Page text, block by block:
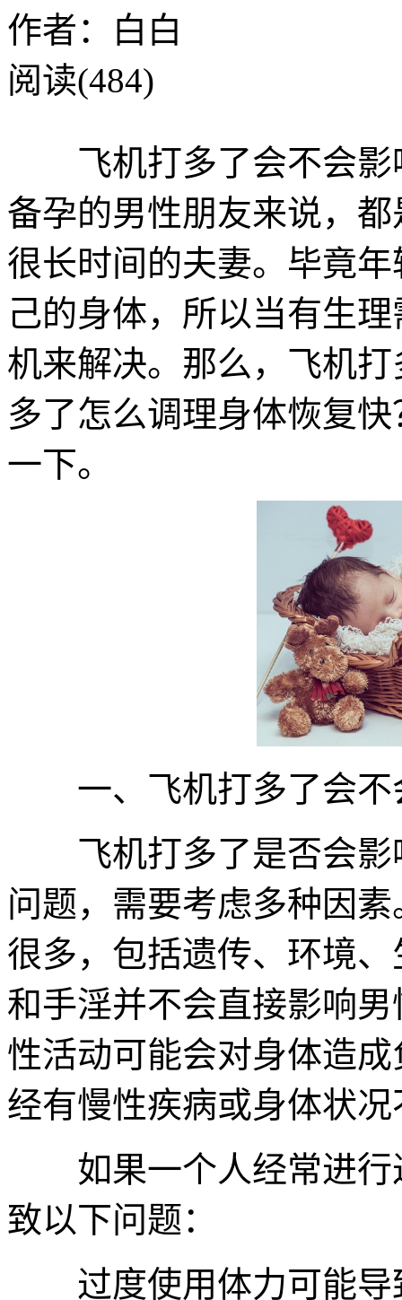
作者：白白
阅读(484)
飞机打多了会不会影
备孕的男性朋友来说，
很长时间的夫妻。毕竟
己的身体，所以当有生
机来解决。那么，飞机
多了怎么调理身体恢复
一下。
一、飞机打多了会不
飞机打多了是否会影
问题，需要考虑多种因
很多，包括遗传、环境
和手淫并不会直接影响
性活动可能会对身体造
经有慢性疾病或身体状
如果一个人经常进行
致以下问题：
过度使用体力可能导